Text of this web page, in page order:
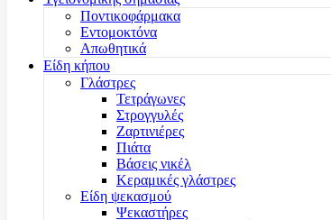
Ποντικοφάρμακα
Εντομοκτόνα
Απωθητικά
Είδη κήπου
Γλάστρες
Τετράγωνες
Στρογγυλές
Ζαρτινιέρες
Πιάτα
Βάσεις νικέλ
Κεραμικές γλάστρες
Είδη ψεκασμού
Ψεκαστήρες